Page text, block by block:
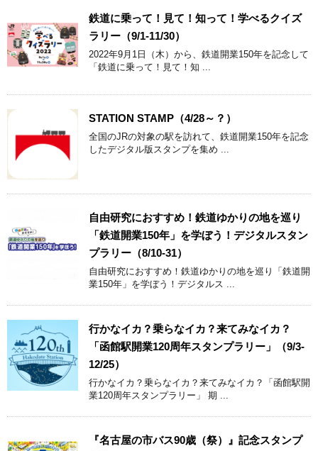
鉄道に乗って！見て！知って！学べるクイズ
ラリー（9/1-11/30）
2022年9月1日（木）から、鉄道開業150年を記念して
「鉄道に乗って！見て！知 ...
STATION STAMP（4/28～？）
全国のJRの対象の駅を訪れて、鉄道開業150年を記念
したデジタル版スタンプを集め ...
自由研究におすすめ！鉄道ゆかりの地を巡り
「鉄道開業150年」を学ぼう！デジタルスタン
プラリー（8/10-31）
自由研究におすすめ！鉄道ゆかりの地を巡り「鉄道開
業150年」を学ぼう！デジタルス ...
行かなイカ？乗らなイカ？来てみなイカ？
「函館駅開業120周年スタンプラリー」（9/3-
12/25）
行かなイカ？乗らなイカ？来てみなイカ？「函館駅開
業120周年スタンプラリー」 期 ...
『名古屋の市バス90歳（祭）』記念スタンプ